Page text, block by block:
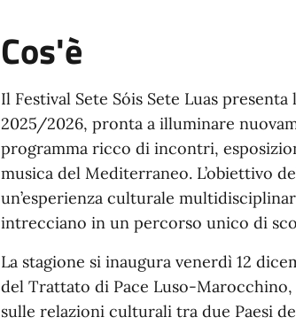
Cos'è
Il Festival Sete Sóis Sete Luas
2025/2026, pronta a illuminare
programma ricco di incontri,
musica del Mediterraneo. L’obiettivo
un’esperienza culturale
intrecciano in un percorso unico di
La stagione si inaugura venerdì 12
del Trattato di Pace Luso-
sulle relazioni culturali tra due Paesi